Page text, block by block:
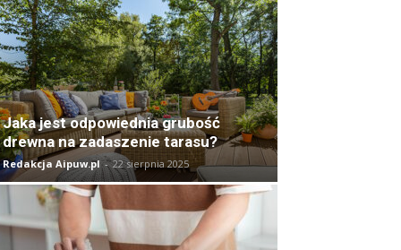
Jaka jest odpowiednia grubość
drewna na zadaszenie tarasu?
Redakcja Aipuw.pl - 22 sierpnia 2025